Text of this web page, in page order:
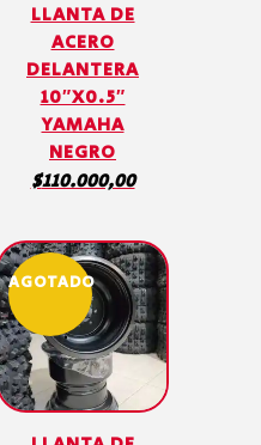
LLANTA DE
ACERO
DELANTERA
10″X0.5″
YAMAHA
NEGRO
$110.000,00
AGOTADO